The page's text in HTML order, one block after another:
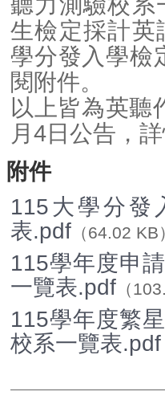
生檢定採計英
學分發入學檢
閱附件。
以上皆為英聽
月4日公告，
附件
115大學分發
表.pdf （64.02 KB
115學年度申
一覽表.pdf （
115學年度繁
校系一覽表.pdf